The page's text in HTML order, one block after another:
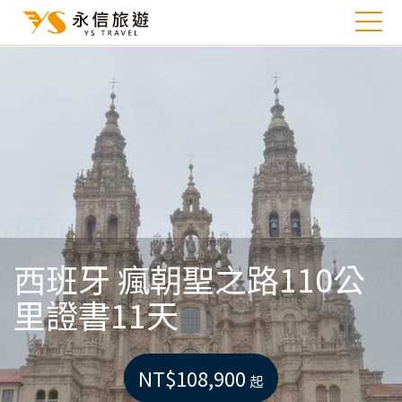
西班牙 瘋朝聖之路110公
里證書11天
NT$108,900 起